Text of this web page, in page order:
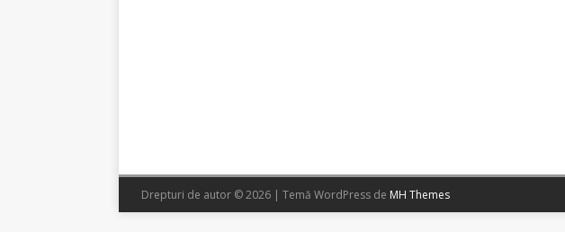
Drepturi de autor © 2026 | Temă WordPress de MH Themes